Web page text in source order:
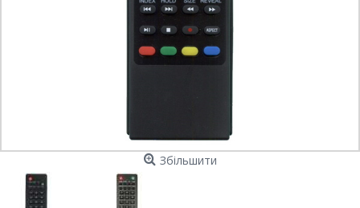
Збільшити